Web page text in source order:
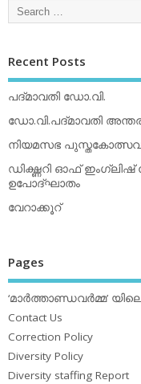
Recent Posts
പദ്മാവതി ഡോ.വി.
ഡോ.വി.പദ്മാവതി
നിയമസഭ
ഡിക്ഷ്ണറി ഓഫ്
ഉപോദ്ഘാതം
വേറാക്കൂറ്
Pages
‘മാര്‍ത്താണ്ഡവര്‍മ്മ’
Contact Us
Correction Policy
Diversity Policy
Diversity staffing Report